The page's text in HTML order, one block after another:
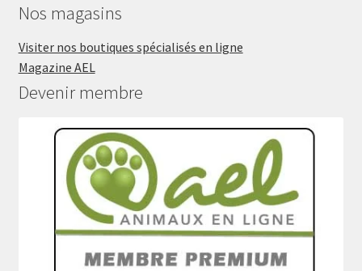
Nos magasins
Visiter nos boutiques spécialisés en ligne
Magazine AEL
Devenir membre